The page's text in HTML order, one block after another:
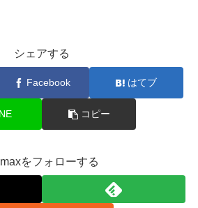
シェアする
Facebook はてブ
コピー
をフォローする